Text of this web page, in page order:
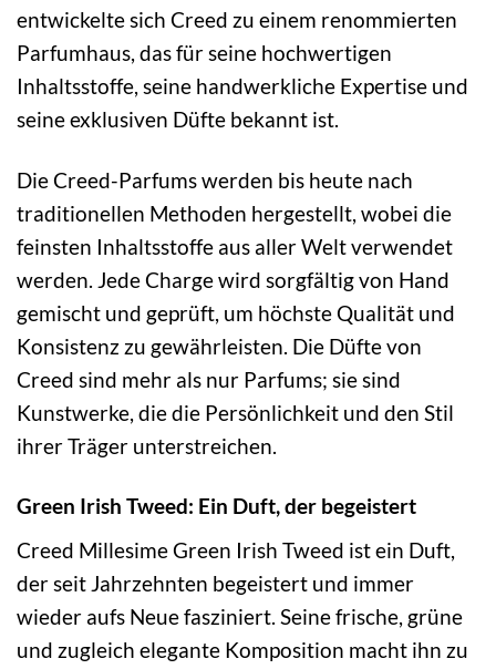
entwickelte sich Creed zu einem renommierten
Parfumhaus, das für seine hochwertigen
Inhaltsstoffe, seine handwerkliche Expertise und
seine exklusiven Düfte bekannt ist.
Die Creed-Parfums werden bis heute nach
traditionellen Methoden hergestellt, wobei die
feinsten Inhaltsstoffe aus aller Welt verwendet
werden. Jede Charge wird sorgfältig von Hand
gemischt und geprüft, um höchste Qualität und
Konsistenz zu gewährleisten. Die Düfte von
Creed sind mehr als nur Parfums; sie sind
Kunstwerke, die die Persönlichkeit und den Stil
ihrer Träger unterstreichen.
Green Irish Tweed: Ein Duft, der begeistert
Creed Millesime Green Irish Tweed ist ein Duft,
der seit Jahrzehnten begeistert und immer
wieder aufs Neue fasziniert. Seine frische, grüne
und zugleich elegante Komposition macht ihn zu